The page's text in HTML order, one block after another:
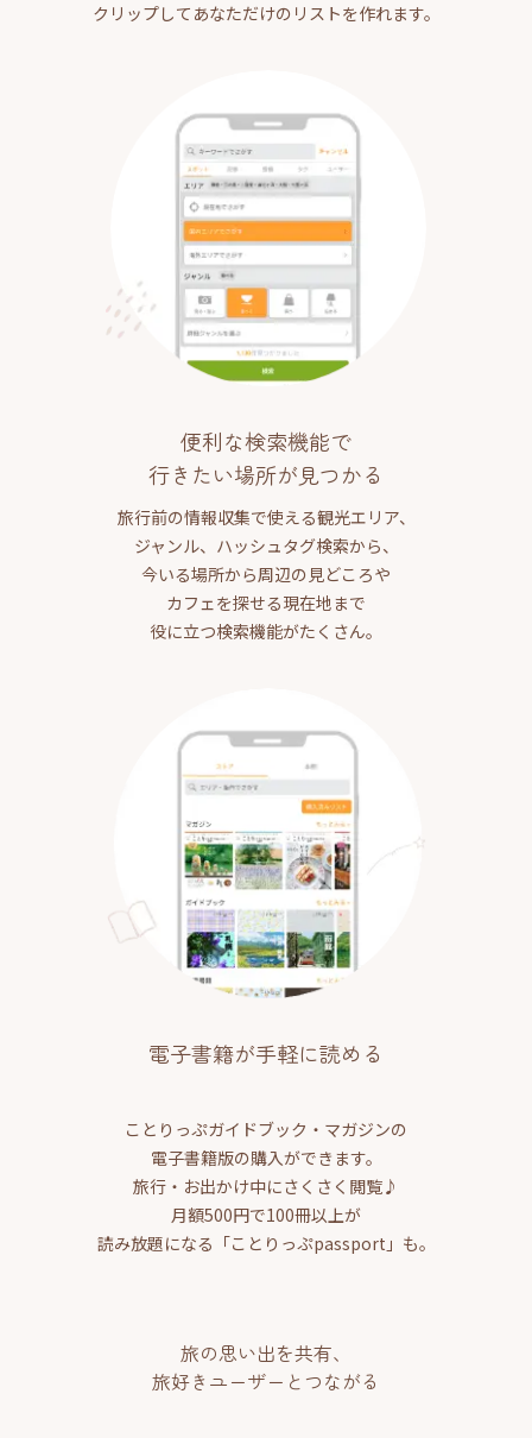
クリップしてあなただけのリストを作れます。
便利な検索機能で
行きたい場所が見つかる
旅行前の情報収集で使える観光エリア、
ジャンル、ハッシュタグ検索から、
今いる場所から周辺の見どころや
カフェを探せる現在地まで
役に立つ検索機能がたくさん。
電子書籍が手軽に読める
ことりっぷガイドブック・マガジンの
電子書籍版の購入ができます。
旅行・お出かけ中にさくさく閲覧♪
月額500円で100冊以上が
読み放題になる「ことりっぷpassport」も。
旅の思い出を共有、
旅好きユーザーとつながる